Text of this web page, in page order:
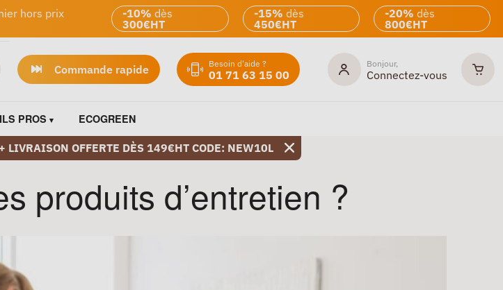
hors prix
-10% dès
300€HT
-15% dès
450€HT
-20% dès
800€HT
Commande rapide Besoin d'aide ?
01 71 63 15 00
Bonjour,
Connectez-vous
PROS ECOGREEN
LIVRAISON OFFERTE DÈS 149€HT CODE: NEW10L
produits d’entretien ?